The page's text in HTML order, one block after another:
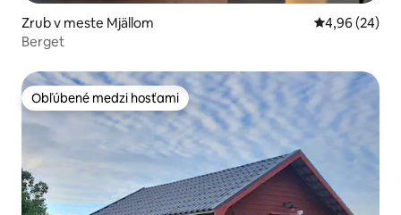
Zrub v meste Mjällom Priemerné
4,96 (24)
Berget
Obľúbené medzi hosťami
Obľúbené medzi hosťami